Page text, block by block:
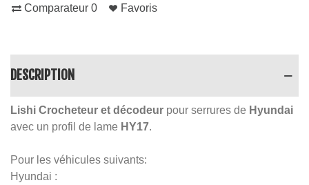
Comparateur 0 Favoris
DESCRIPTION
Lishi Crocheteur et décodeur pour serrures de Hyundai
avec un profil de lame HY17.
Pour les véhicules suivants:
Hyundai :